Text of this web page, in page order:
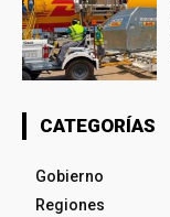
CATEGORÍAS
Gobierno
Regiones